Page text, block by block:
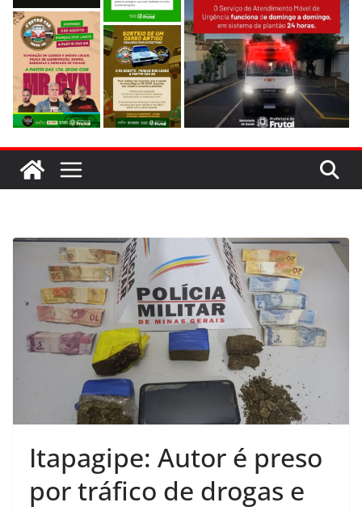
Itapagipe: Autor é preso
por tráfico de drogas e